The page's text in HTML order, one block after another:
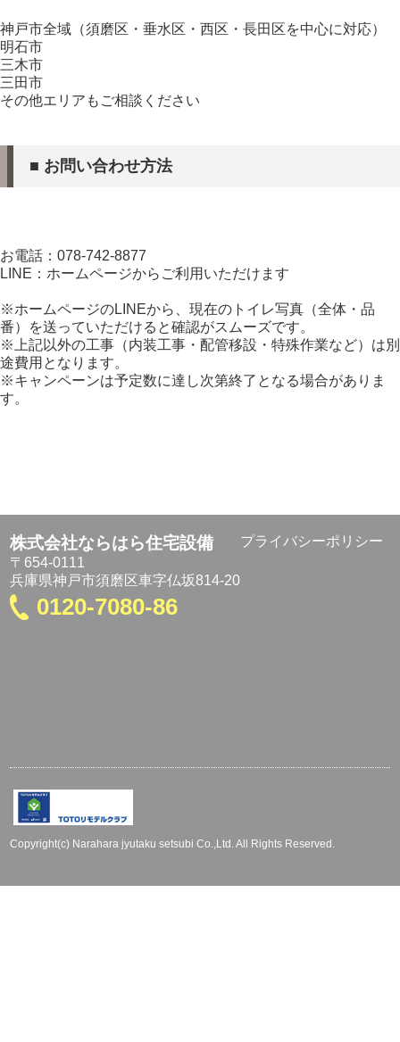
神戸市全域（須磨区・垂水区・西区・長田区を中心に対応）
明石市
三木市
三田市
その他エリアもご相談ください
■ お問い合わせ方法
お電話：078-742-8877
LINE：ホームページからご利用いただけます
※ホームページのLINEから、現在のトイレ写真（全体・品
番）
を送っていただけると確認がスムーズです。
※上記以外の工事（内装工事・配管移設・特殊作業など） は別
途費用となります。
※キャンペーンは予定数に達し次第終了となる場合がありま
す。
株式会社ならはら住宅設備
〒654-0111
兵庫県神戸市須磨区車字仏坂814-20
0120-7080-86
プライバシーポリシー
Copyright(c) Narahara jyutaku setsubi Co.,Ltd. All Rights Reserved.